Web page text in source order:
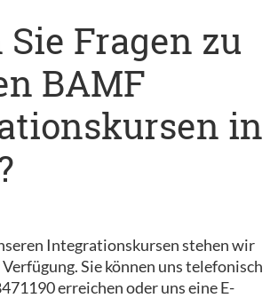
Sie Fragen zu
BAMF
in
Integrationskursen stehen wir
Sie können uns telefonisch
erreichen oder uns eine E-